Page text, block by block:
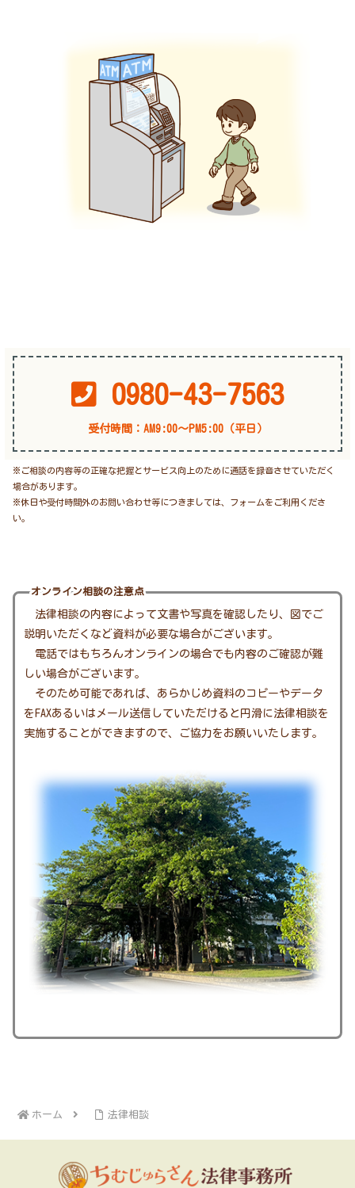
0980-43-7563
受付時間：AM9:00〜PM5:00（平日）
※ご相談の内容等の正確な把握とサービス向上のために通話を録音させていただく
場合があります。
※休日や受付時間外のお問い合わせ等につきましては、フォームをご利用くださ
い。
オンライン相談の注意点
法律相談の内容によって文書や写真を確認したり、図でご
説明いただくなど資料が必要な場合がございます。
電話ではもちろんオンラインの場合でも内容のご確認が難
しい場合がございます。
そのため可能であれば、あらかじめ資料のコピーやデータ
をFAXあるいはメール送信していただけると円滑に法律相談を
実施することができますので、ご協力をお願いいたします。
ホーム 法律相談